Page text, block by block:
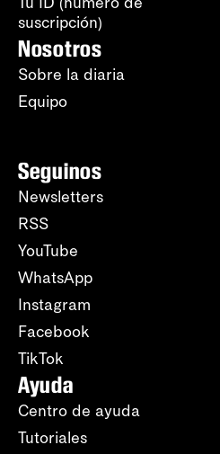
suscripción)
Nosotros
Sobre la diaria
Equipo
Seguinos
Newsletters
RSS
YouTube
WhatsApp
Instagram
Facebook
TikTok
Ayuda
Centro de ayuda
Tutoriales